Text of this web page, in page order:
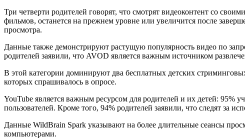
Три четверти родителей говорят, что смотрят видеоконтент со
фильмов, останется на прежнем уровне или увеличится после
просмотра.
Данные также демонстрируют растущую популярность видео по
родителей заявили, что AVOD является важным источником
В этой категории доминируют два бесплатных детских
которых спрашивалось в опросе.
YouTube является важным ресурсом для родителей и их детей: 95%
пользователей. Кроме того, 94% родителей заявили, что следят за
Данные WildBrain Spark указывают на более длительные сеансы
компьютерами.